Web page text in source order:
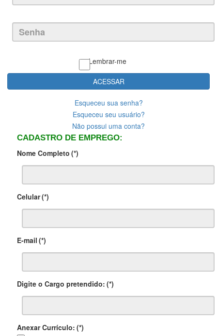
Lembrar-me
ACESSAR
Esqueceu sua senha?
Esqueceu seu usuário?
Não possui uma conta?
CADASTRO DE EMPREGO:
Nome Completo (*)
Celular(*)
E-mail (*)
Digite o Cargo pretendido: (*)
Anexar Currículo: (*)